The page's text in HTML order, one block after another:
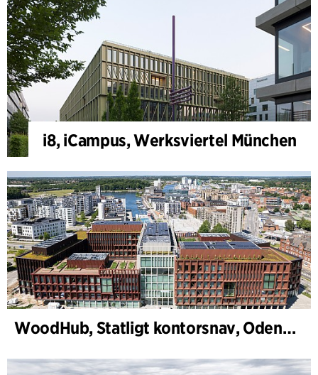
i8, iCampus, Werksviertel München
WoodHub, Statligt kontorsnav, Odense